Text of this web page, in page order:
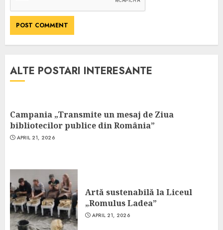
ALTE POSTARI INTERESANTE
Campania „Transmite un mesaj de Ziua
bibliotecilor publice din România”
APRIL 21, 2026
Artă sustenabilă la Liceul
„Romulus Ladea”
APRIL 21, 2026